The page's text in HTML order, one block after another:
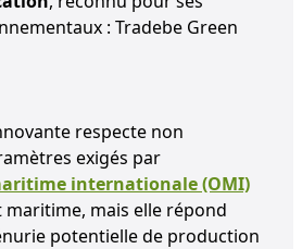
: Tradebe Green
respecte non
exigés par
internationale (OMI)
mais elle répond
potentielle de production